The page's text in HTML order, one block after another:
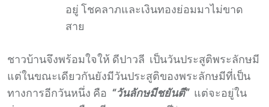
อยู่ โชคลาภและเงินทองย่อมมาไม่ขาด
สาย
ชาวบ้านจึงพร้อมใจให้ ดีปาวลี เป็นวันประสูติพระลักษมี
แต่ในขณะเดียวกันยังมีวันประสูติของพระลักษมีที่เป็น
ทางการอีกวันหนึ่ง คือ “วันลักษมีชยันตี”แต่จะอยู่ใน